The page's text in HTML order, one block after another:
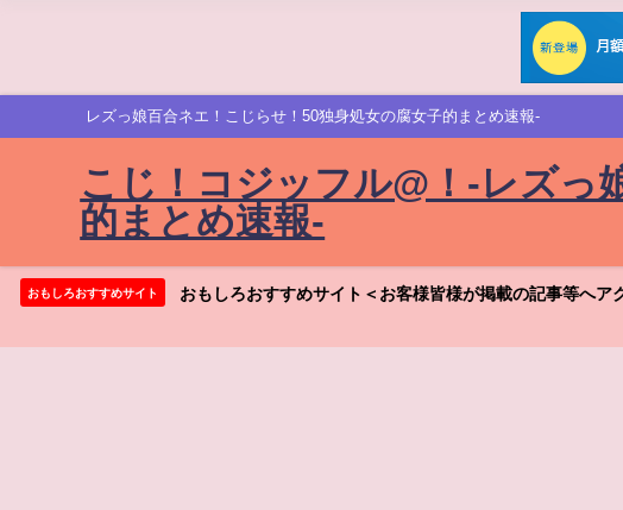
レズっ娘百合ネエ！こじらせ！50独身処女の腐女子的まとめ速報-
こじ！コジッフル@！-レズっ
的まとめ速報-
おもしろおすすめサイト
おもしろおすすめサイト＜お客様皆様が掲載の記事等へ